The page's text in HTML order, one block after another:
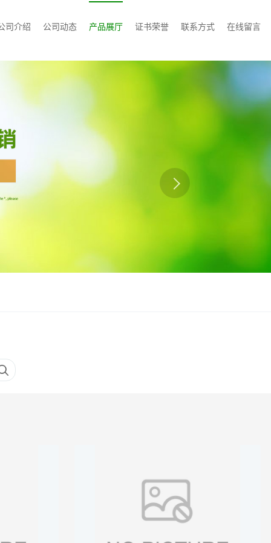
司介绍 公司动态 产品展厅 证书荣誉 联系方式 在线留言